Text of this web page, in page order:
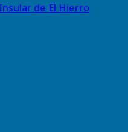
de El Hierro